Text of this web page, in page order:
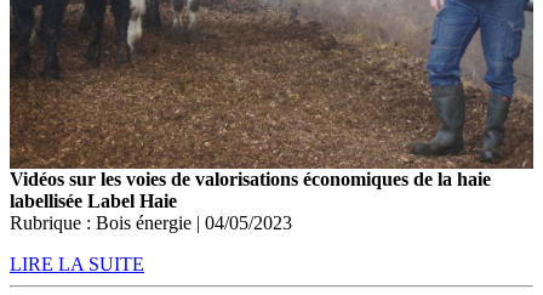
Vidéos sur les voies de valorisations économiques de la haie
labellisée Label Haie
Rubrique : Bois énergie | 04/05/2023
LIRE LA SUITE